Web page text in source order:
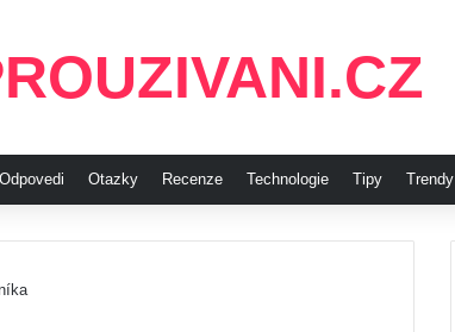
Odpovedi Otazky Recenze Technologie Tipy Trendy